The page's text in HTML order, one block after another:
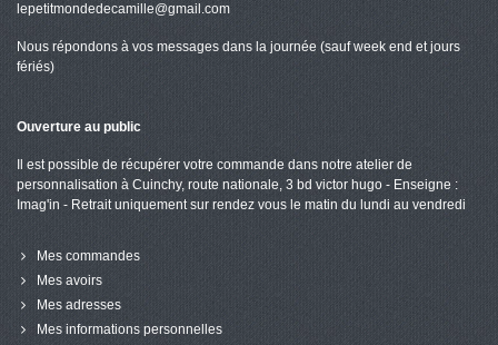
lepetitmondedecamille@gmail.com
Nous répondons à vos messages dans la journée (sauf week end et jours
fériés)
Ouverture au public
Il est possible de récupérer votre commande dans notre atelier de
personnalisation à Cuinchy, route nationale, 3 bd victor hugo - Enseigne :
Imag'in - Retrait uniquement sur rendez vous le matin du lundi au vendredi
Mes commandes
Mes avoirs
Mes adresses
Mes informations personnelles